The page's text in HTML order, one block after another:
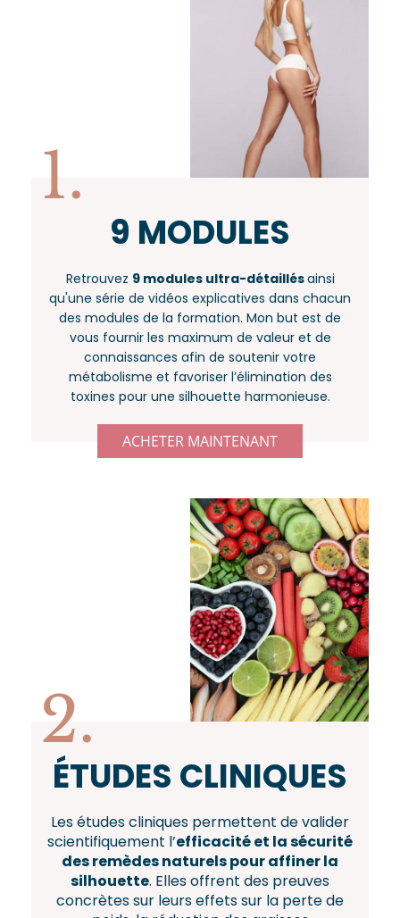
1.
9 MODULES
Retrouvez 9 modules ultra-détaillésainsi
qu'une série de vidéos explicatives dans chacun
des modules de la formation. Mon but est de
vous fournir les maximum de valeur et de
connaissances afin de soutenir votre
métabolisme et favoriser l’élimination des
toxines pour une silhouette harmonieuse.
ACHETER MAINTENANT
2.
ÉTUDES CLINIQUES
Les études cliniques permettent de valider
scientifiquement l’efficacité et la sécurité
des remèdes naturels pour affiner la
silhouette. Elles offrent des preuves
concrètes sur leurs effets sur la perte de